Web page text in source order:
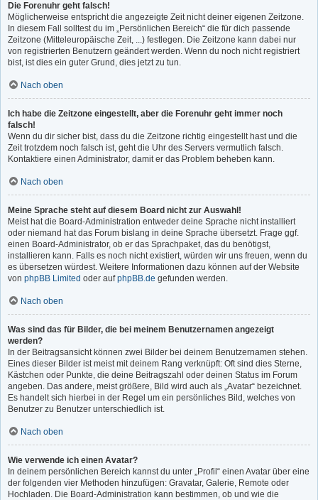
Die Forenuhr geht falsch!
Möglicherweise entspricht die angezeigte Zeit nicht deiner eigenen Zeitzone.
In diesem Fall solltest du im „Persönlichen Bereich“ die für dich passende
Zeitzone (Mitteleuropäische Zeit, ...) festlegen. Die Zeitzone kann dabei nur
von registrierten Benutzern geändert werden. Wenn du noch nicht registriert
bist, ist dies ein guter Grund, dies jetzt zu tun.
Nach oben
Ich habe die Zeitzone eingestellt, aber die Forenuhr geht immer noch
falsch!
Wenn du dir sicher bist, dass du die Zeitzone richtig eingestellt hast und die
Zeit trotzdem noch falsch ist, geht die Uhr des Servers vermutlich falsch.
Kontaktiere einen Administrator, damit er das Problem beheben kann.
Nach oben
Meine Sprache steht auf diesem Board nicht zur Auswahl!
Meist hat die Board-Administration entweder deine Sprache nicht installiert
oder niemand hat das Forum bislang in deine Sprache übersetzt. Frage ggf.
einen Board-Administrator, ob er das Sprachpaket, das du benötigst,
installieren kann. Falls es noch nicht existiert, würden wir uns freuen, wenn du
es übersetzen würdest. Weitere Informationen dazu können auf der Website
von phpBB Limited oder aufphpBB.de gefunden werden.
Nach oben
Was sind das für Bilder, die bei meinem Benutzernamen angezeigt
werden?
In der Beitragsansicht können zwei Bilder bei deinem Benutzernamen stehen.
Eines dieser Bilder ist meist mit deinem Rang verknüpft: Oft sind dies Sterne,
Kästchen oder Punkte, die deine Beitragszahl oder deinen Status im Forum
angeben. Das andere, meist größere, Bild wird auch als „Avatar“ bezeichnet.
Es handelt sich hierbei in der Regel um ein persönliches Bild, welches von
Benutzer zu Benutzer unterschiedlich ist.
Nach oben
Wie verwende ich einen Avatar?
In deinem persönlichen Bereich kannst du unter „Profil“ einen Avatar über eine
der folgenden vier Methoden hinzufügen: Gravatar, Galerie, Remote oder
Hochladen. Die Board-Administration kann bestimmen, ob und wie die